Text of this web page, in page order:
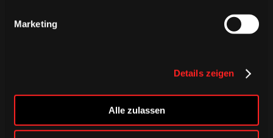
Marketing
Details zeigen
Alle zulassen
Unterwegs mit euch! 🤍❤ Haie-Fans, wie gefällt
euch unser Dress für unsere Auswä…